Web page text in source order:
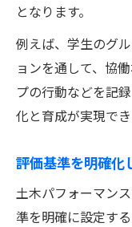
となります。
例えば、学生のグ
ョンを通して、協
プの行動などを記
化と育成が実現でき
評価基準を明確化
土木パフォーマン
準を明確に設定す